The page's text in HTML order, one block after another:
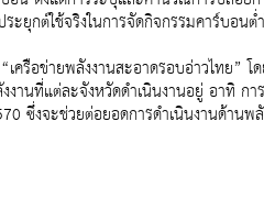
ะยุกต์ใช้จริงในการจัดกิจกรรมคาร์บอน
ครือข่ายพลังงานสะอาดรอบอ่าวไทย
นที่แต่ละจังหวัดดำเนินงานอยู่ อาทิ ก
ซึ่งจะช่วยต่อยอดการดำเนินงานด้า